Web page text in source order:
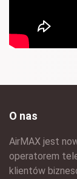
O nas
AirMAX jest
operatorem
klientów